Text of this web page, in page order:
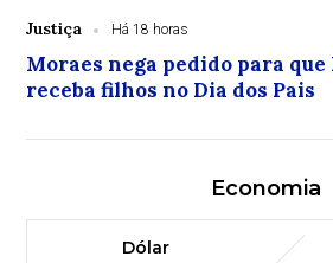
Justiça Há 18 horas
Moraes nega pedido para
receba filhos no Dia dos Pais
Economia
Dólar